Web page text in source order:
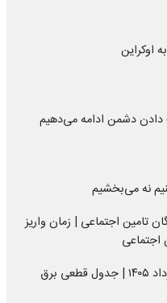
اوکراین
دشمن ادامه می‌دهیم
نه می‌بخشیم
تامین اجتماعی | زمان واریز
اجتماعی
برنامه قطعی برق تهران یکشنبه ۱۸ مرداد ۱۴۰۵ | جدول قطعی برق